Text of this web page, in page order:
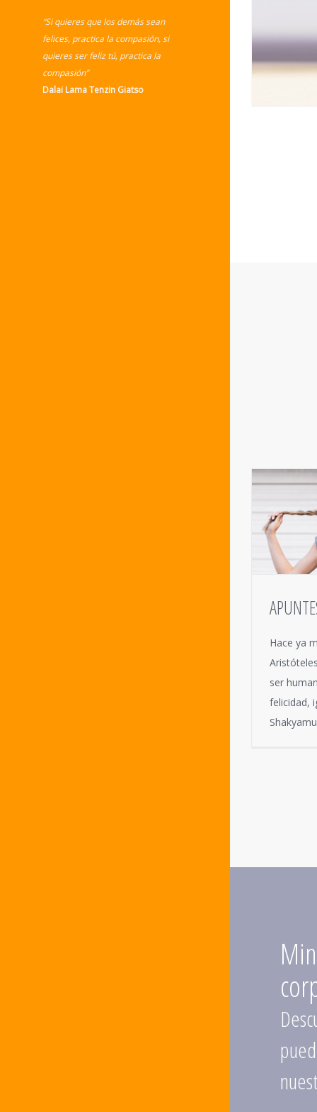
“Si quieres que los demás sean
felices, practica la compasión, si
quieres ser feliz tú, practica la
compasión”
Dalai Lama Tenzin Giatso
Hace ya
ser
felicidad,